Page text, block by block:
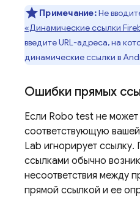
Примечание:Не
«Динамические ссылки
введите URL-адреса, на
динамические ссылки в
Ошибки прямых
Если Robo test не может
соответствующую
Lab игнорирует
ссылками обычно
несоответствия между
прямой ссылкой и ее